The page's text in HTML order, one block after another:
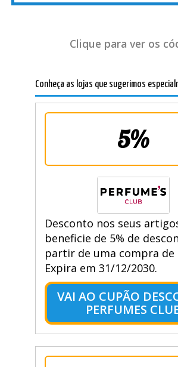
Clique para ver os
Conheça as lojas que sugerimos
5%
Desconto nos seus
beneficie de 5% de
partir de uma compra de
Expira em 31/12/2030.
VAI AO CUPÃO
PERFUMES